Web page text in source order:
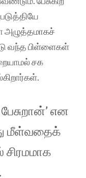
அழுத்தமாகச்
வந்த பிள்ளைகள்
சக
என
மீள்வதைக்